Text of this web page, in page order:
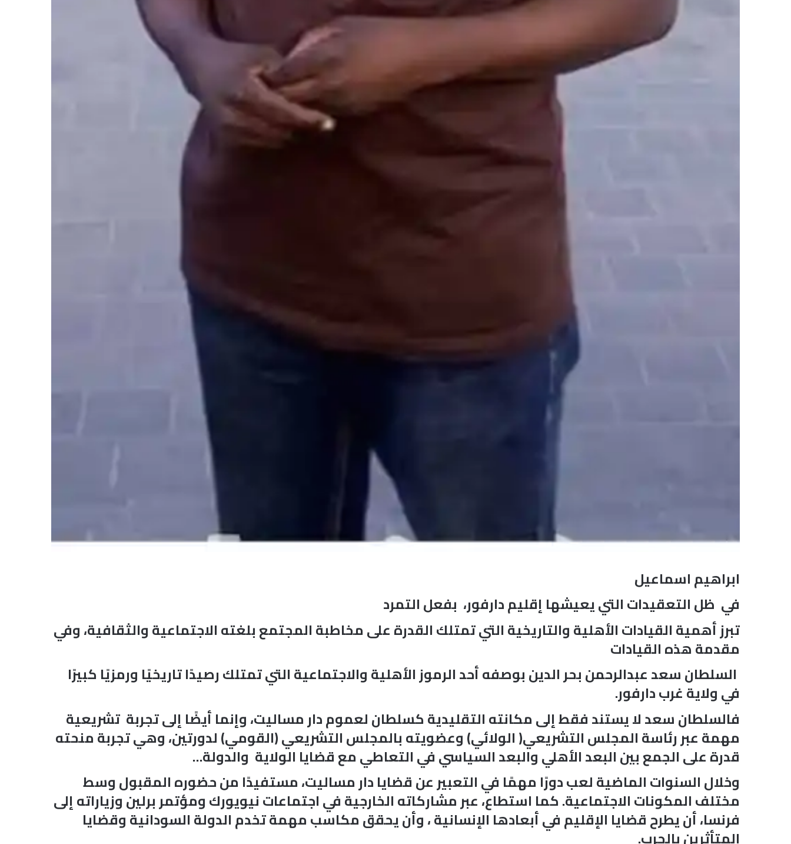
ابراهيم اسماعيل
في ظل التعقيدات التي يعيشها إقليم دارفور، بفعل التمرد
تبرز أهمية القيادات الأهلية والتاريخية التي تمتلك القدرة على مخاطبة المجتمع بلغته الاجتماعية والثقافية، وفي
مقدمة هذه القيادات
السلطان سعد عبدالرحمن بحر الدين بوصفه أحد الرموز الأهلية والاجتماعية التي تمتلك رصيدًا تاريخيًا ورمزيًا كبيرًا
في ولاية غرب دارفور.
فالسلطان سعد لا يستند فقط إلى مكانته التقليدية كسلطان لعموم دار مساليت، وإنما أيضًا إلى تجربة تشريعية
مهمة عبر رئاسة المجلس التشريعي( الولائي) وعضويته بالمجلس التشريعي (القومي) لدورتين، وهي تجربة منحته
قدرة على الجمع بين البعد الأهلي والبعد السياسي في التعاطي مع قضايا الولاية والدولة…
وخلال السنوات الماضية لعب دورًا مهمًا في التعبير عن قضايا دار مساليت، مستفيدًا من حضوره المقبول وسط
مختلف المكونات الاجتماعية. كما استطاع، عبر مشاركاته الخارجية في اجتماعات نيويورك ومؤتمر برلين وزياراته إلى
فرنسا، أن يطرح قضايا الإقليم في أبعادها الإنسانية ، وأن يحقق مكاسب مهمة تخدم الدولة السودانية وقضايا
المتأثرين بالحرب.